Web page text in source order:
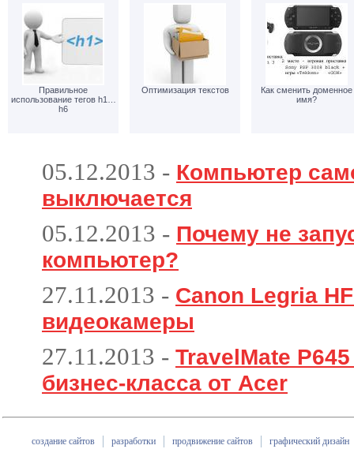
Правильное
использование тегов h1…
h6
Оптимизация текстов
Как сменить доменное
имя?
05.12.2013 - Компьютер
выключается
05.12.2013 - Почему не
компьютер?
27.11.2013 - Canon Legria
видеокамеры
27.11.2013 - TravelMate
бизнес-класса от Acer
создание сайтов разработки продвижение сайтов графический дизайн